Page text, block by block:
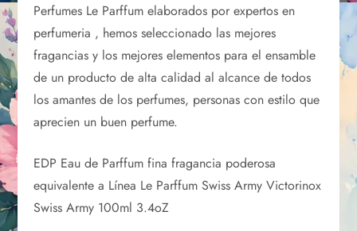
Perfumes Le Parffum elaborados por expertos en
perfumeria , hemos seleccionado las mejores
fragancias y los mejores elementos para el ensamble
de un producto de alta calidad al alcance de todos
los amantes de los perfumes, personas con estilo que
aprecien un buen perfume.
EDP Eau de Parffum fina fragancia poderosa
equivalente a Línea Le Parffum Swiss Army Victorinox
Swiss Army 100ml 3.4oZ